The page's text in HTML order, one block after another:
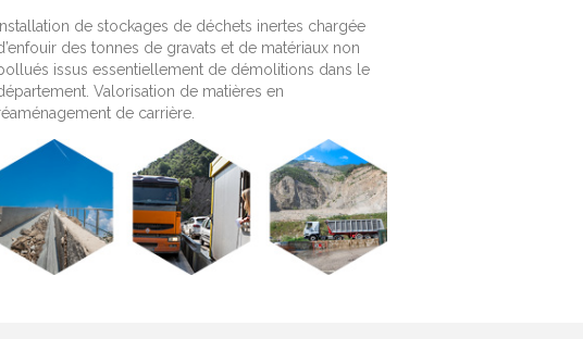
Installation de stockages de déchets inertes chargée
des tonnes de gravats et de matériaux non
issus essentiellement de démolitions dans le
Valorisation de matières en
de carrière.